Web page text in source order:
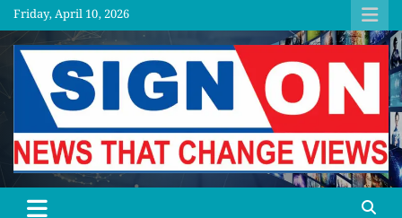
Skip
to
content
Friday, April 10, 2026
SGNON